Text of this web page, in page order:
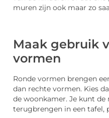
muren zijn ook maar zo
Maak gebruik
vormen
Ronde vormen brengen
dan rechte vormen. Kies
de woonkamer. Je kunt
terugbrengen in een tafel,